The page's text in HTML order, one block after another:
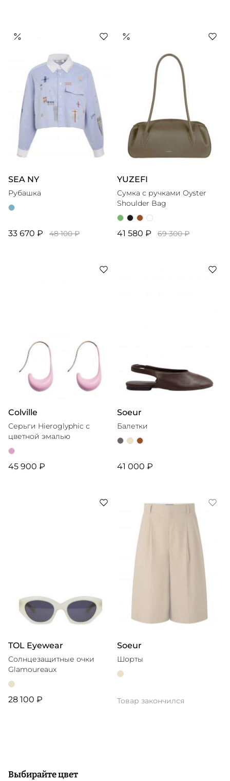
SEA NY
Рубашка
33 670 ₽ 48 100 ₽
YUZEFI
Сумка с ручками Oyster
Shoulder Bag
41 580 ₽ 69 300 ₽
Colville
Серьги Hieroglyphic с
цветной эмалью
45 900 ₽
Soeur
Балетки
41 000 ₽
TOL Eyewear
Солнцезащитные очки
Glamoureaux
28 100 ₽
Soeur
Шорты
Товар закончился
Выбирайте цвет